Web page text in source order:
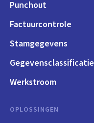
Punchout
Factuurcontrole
Stamgegevens
Gegevensclassificatie
Werkstroom
OPLOSSINGEN